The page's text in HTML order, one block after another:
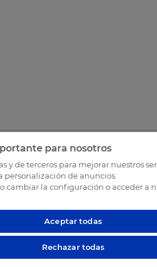
para nosotros
y de terceros para mejorar nuestros
personalización de anuncios.
cambiar la configuración o acceder a
Aceptar todas
Rechazar todas